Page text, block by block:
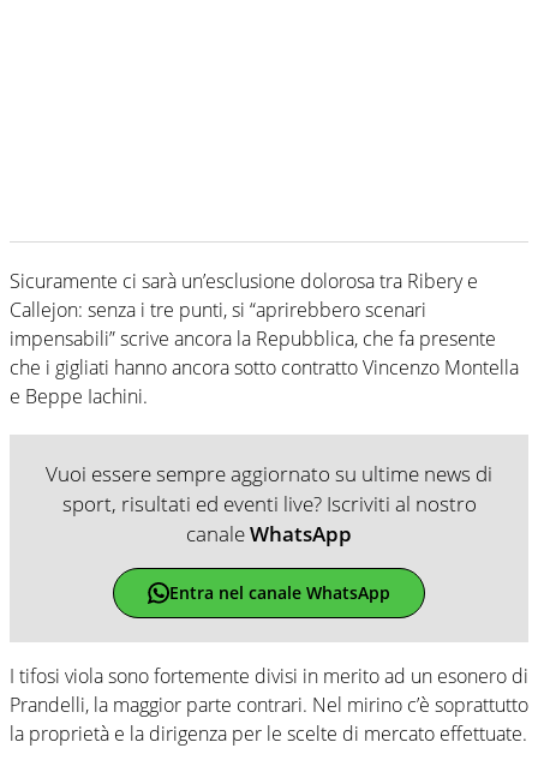
Sicuramente ci sarà un’esclusione dolorosa tra Ribery e
Callejon: senza i tre punti, si “aprirebbero scenari
impensabili” scrive ancora la Repubblica, che fa presente
che i gigliati hanno ancora sotto contratto Vincenzo Montella
e Beppe Iachini.
Vuoi essere sempre aggiornato su ultime news di
sport, risultati ed eventi live? Iscriviti al nostro
canaleWhatsApp
Entra nel canale WhatsApp
I tifosi viola sono fortemente divisi in merito ad un esonero di
Prandelli, la maggior parte contrari. Nel mirino c’è soprattutto
la proprietà e la dirigenza per le scelte di mercato effettuate.